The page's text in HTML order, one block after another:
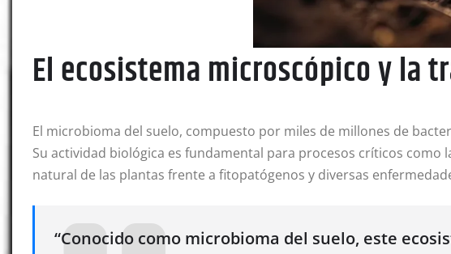
El ecosistema microscópico y la
El microbioma del suelo, compuesto por miles de millones de
Su actividad biológica es fundamental para procesos críticos
natural de las plantas frente a fitopatógenos y diversas
“Conocido como microbioma del suelo, este